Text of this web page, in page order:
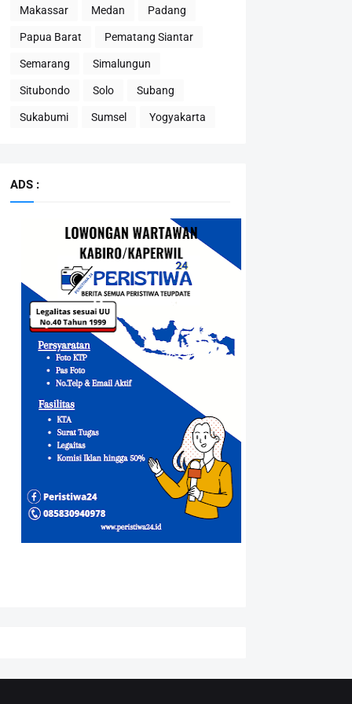
Makassar Medan Padang
Papua Barat Pematang Siantar
Semarang Simalungun
Situbondo Solo Subang
Sukabumi Sumsel Yogyakarta
ADS :